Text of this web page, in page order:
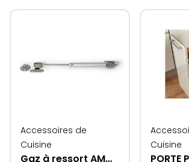
Accessoires de
Cuisine
Gaz à ressort AMORTISSEUR
Cuisine